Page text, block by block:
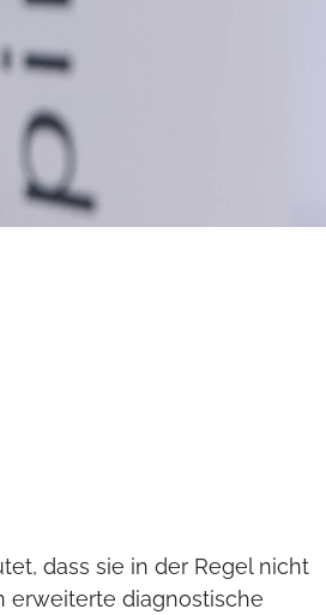
dass sie in der Regel nicht
erweiterte diagnostische